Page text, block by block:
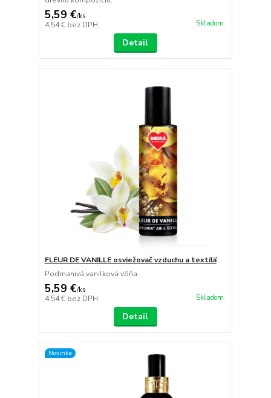
5,59 €/ks
4,54 € bez DPH Skladom
Detail
FLEUR DE VANILLE osviežovač vzduchu a textílií
Podmanivá vanilková vôňa.
5,59 €/ks
4,54 € bez DPH Skladom
Detail
Novinka